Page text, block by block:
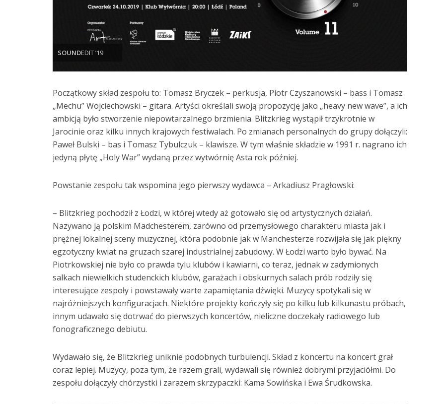
SOUNDEDIT ’19
Początkowy skład zespołu to: Tomasz Bryczek – perkusja, Piotr Czyszanowski – bass i Tomasz
„Mechu” Wojciechowski – gitara. Artyści określali swoją propozycję jako „heavy new wave”, a ich
ambicją było stworzenie niepowtarzalnego brzmienia. Blitzkrieg wystąpił trzykrotnie w
Jarocinie oraz kilku innych krajowych festiwalach. Po zmianach personalnych do grupy dołączyli:
Paweł Bulski – bas i Tomasz Tybulczuk – klawisze. W tym właśnie składzie w 1991 r. nagrano ich
jedyną płytę „Holy War” wydaną przez wytwórnię Asta rok później.
Powstanie zespołu tak wspomina jego pierwszy wydawca – Arkadiusz Pragłowski:
– Blitzkrieg pochodził z Łodzi, w której wtedy aż gotowało się od artystycznych działań.
Nazywano ją polskim Madchesterem, zarówno od przemysłowego charakteru miasta jak i
prężnej lokalnej sceny muzycznej, która podobnie jak w Manchesterze rozwijała się jak piękny
egzotyczny kwiat na gruzach szarej industrialnej zabudowy. W Łodzi warto było bywać. Na
Piotrkowskiej nie było co prawda tylu klubów i kawiarni, co teraz, jednak w zadymionych
salkach niewielkich studenckich klubów, garażach i obskurnych salach prób rodziły się
interesujące zespoły i powstawały warte zapamiętania dźwięki. Muzycy spotykali się w
najróżniejszych konfiguracjach. Niektóre projekty kończyły się po kilku lub kilkunastu próbach,
innym udawało się dotrwać do pierwszych koncertów, nieliczne doczekały radiowego lub
fonograficznego debiutu.
Wydawało się, że Blitzkrieg uniknie podobnych turbulencji. Skład z koncertu na koncert grał
coraz lepiej. Muzycy, poza tym, że razem grali, wydawali się również dobrymi przyjaciółmi. Do
zespołu dołączyły chórzystki i zarazem skrzypaczki: Kama Sowińska i Ewa Śrudkowska.